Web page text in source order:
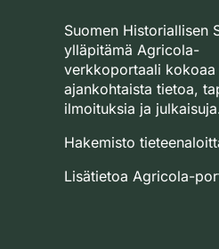
Suomen Historiallisen
ylläpitämä Agricola-
verkkoportaali kokoaa
ajankohtaista tietoa,
ilmoituksia ja
Hakemisto
Lisätietoa Agricola-